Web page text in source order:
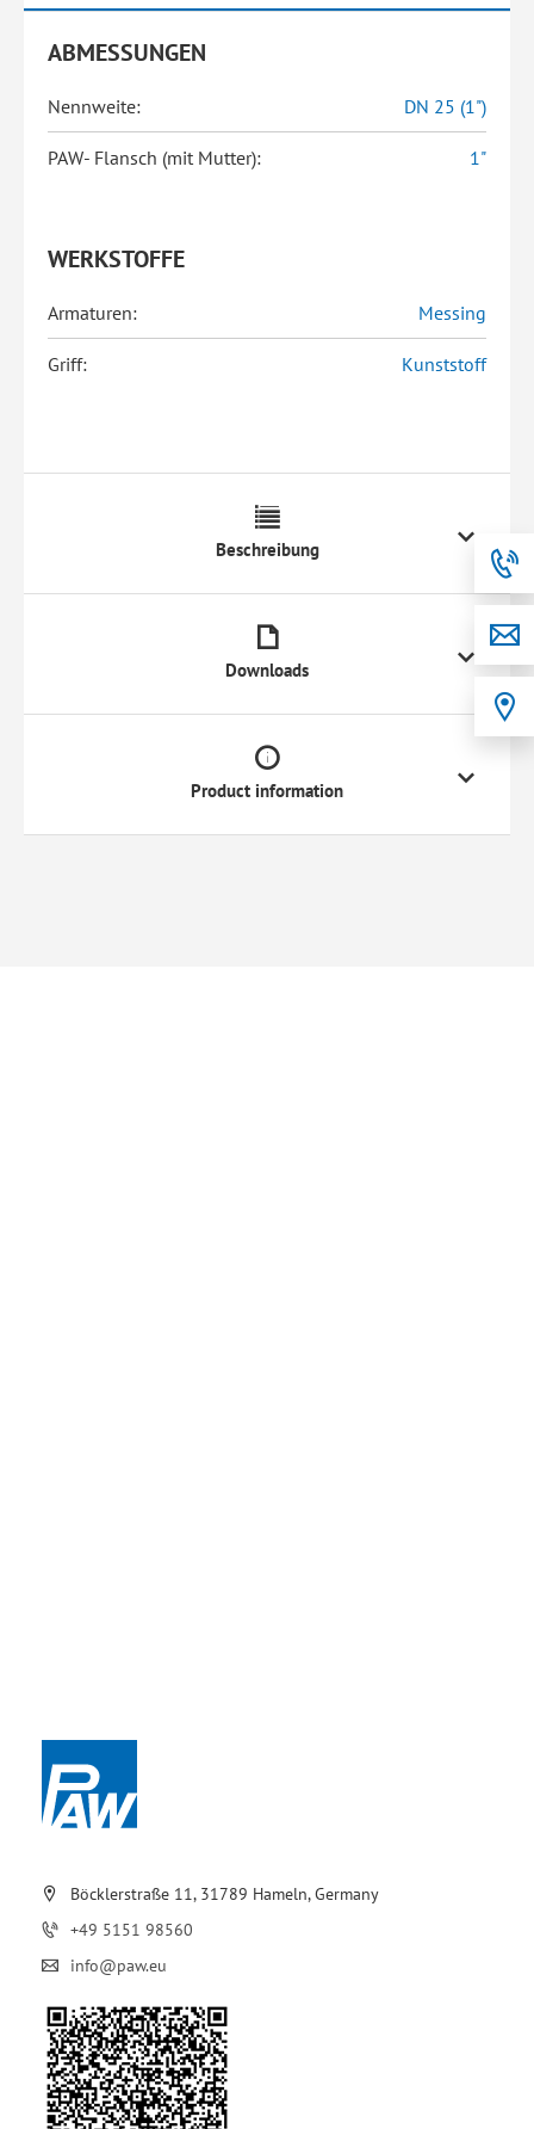
ABMESSUNGEN
Nennweite: DN 25 (1")
PAW- Flansch (mit Mutter): 1"
WERKSTOFFE
Armaturen: Messing
Griff: Kunststoff
Beschreibung
Downloads
Product information
Böcklerstraße 11, 31789 Hameln, Germany
+49 5151 98560
info@paw.eu